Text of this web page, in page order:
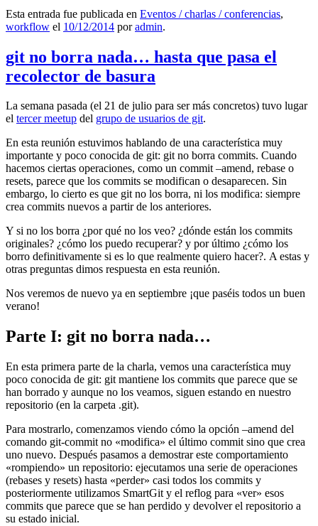
Esta entrada fue publicada en Eventos / charlas / conferencias,
workflow el 10/12/2014 poradmin.
git no borra nada… hasta que pasa el
recolector de basura
La semana pasada (el 21 de julio para ser más concretos) tuvo lugar
el tercer meetup del grupo de usuarios de git.
En esta reunión estuvimos hablando de una característica muy
importante y poco conocida de git: git no borra commits. Cuando
hacemos ciertas operaciones, como un commit –amend, rebase o
resets, parece que los commits se modifican o desaparecen. Sin
embargo, lo cierto es que git no los borra, ni los modifica: siempre
crea commits nuevos a partir de los anteriores.
Y si no los borra ¿por qué no los veo? ¿dónde están los commits
originales? ¿cómo los puedo recuperar? y por último ¿cómo los
borro definitivamente si es lo que realmente quiero hacer?. A estas y
otras preguntas dimos respuesta en esta reunión.
Nos veremos de nuevo ya en septiembre ¡que paséis todos un buen
verano!
Parte I: git no borra nada…
En esta primera parte de la charla, vemos una característica muy
poco conocida de git: git mantiene los commits que parece que se
han borrado y aunque no los veamos, siguen estando en nuestro
repositorio (en la carpeta .git).
Para mostrarlo, comenzamos viendo cómo la opción –amend del
comando git-commit no «modifica» el último commit sino que crea
uno nuevo. Después pasamos a demostrar este comportamiento
«rompiendo» un repositorio: ejecutamos una serie de operaciones
(rebases y resets) hasta «perder» casi todos los commits y
posteriormente utilizamos SmartGit y el reflog para «ver» esos
commits que parece que se han perdido y devolver el repositorio a
su estado inicial.